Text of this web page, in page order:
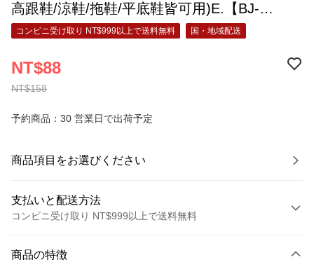
高跟鞋/涼鞋/拖鞋/平底鞋皆可用)E.【BJ-
9001】
コンビニ受け取り NT$999以上で送料無料 国・地域配送
NT$158
NT$88
予約商品：30 営業日で出荷予定
商品項目をお選びください
支払いと配送方法
コンビニ受け取り NT$999以上で送料無料
クレジットカード1回払い
商品の特徴